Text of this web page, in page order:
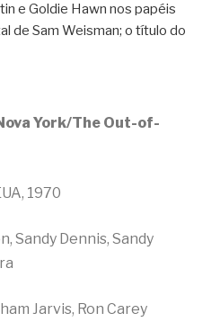
e Goldie Hawn nos papéis
de Sam Weisman; o título do
York/The Out-of-
1970
Sandy Dennis, Sandy
Jarvis, Ron Carey